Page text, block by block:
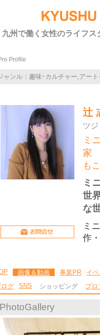
九州で働く女性のライフ
Profile
ャンル：趣味･カルチャー,アー
辻
ツ
ミ
家
も
ミ
世
な
ミ
作
画像＆動画 事業PR イ
グ
SNS ショッピング プロ
PhotoGallery